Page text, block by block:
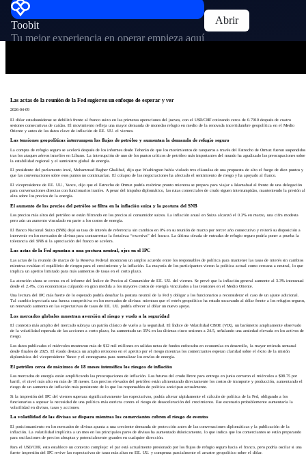
Toobit
Tu mejor experiencia en operar empieza aquí
Abrir
Las actas de la reunión de la Fed sugieren un enfoque de esperar y ver
2026-04-09
El dólar estadounidense se debilitó frente al franco suizo en las primeras operaciones del jueves, con el USD/CHF cotizando cerca de 0.7910 después de cuatro
sesiones consecutivas de caídas. El movimiento refleja una mayor demanda de monedas refugio en medio de la renovada incertidumbre geopolítica en el Medio
Oriente y antes de los datos clave de inflación de EE. UU. el viernes.
Las tensiones geopolíticas interrumpen los flujos de petróleo y aumentan la demanda de refugio seguro
La compra de refugio seguro se aceleró después de los informes desde Teherán de que los movimientos de tanqueros a través del Estrecho de Ormuz fueron suspendidos
tras los ataques aéreos israelíes en Líbano. La interrupción de uno de los puntos críticos de petróleo más importantes del mundo ha agudizado las preocupaciones sobre
la estabilidad regional y el suministro global de energía.
El presidente del parlamento iraní, Mohammad Bagher Ghalibaf, dijo que Washington había violado tres cláusulas de una propuesta de alto el fuego de diez puntos y
que las conversaciones sobre esos puntos no continuarían. El colapso de las negociaciones ha afectado el sentimiento de riesgo y ha apoyado al franco.
El vicepresidente de EE. UU., Vance, dijo que el Estrecho de Ormuz podría reabrirse pronto mientras se prepara para viajar a Islamabad al frente de una delegación
para conversaciones directas con funcionarios iraníes. A pesar del impulso diplomático, las rutas comerciales de crudo siguen interrumpidas, manteniendo la presión al
alza sobre los precios de la energía.
El aumento de los precios del petróleo se filtra en la inflación suiza y la postura del SNB
Los precios más altos del petróleo se están filtrando en los precios al consumidor suizos. La inflación anual en Suiza alcanzó el 0.3% en marzo, una cifra modesta
pero aún un aumento vinculado en parte a los costos de energía.
El Banco Nacional Suizo (SNB) dejó su tasa de interés de referencia sin cambios en 0% en su reunión de marzo por tercer año consecutivo y reiteró su disposición a
intervenir en los mercados de divisas para contrarrestar la fortaleza “excesiva” del franco. La última oleada de entradas de refugio seguro podría poner a prueba la
tolerancia del SNB si la apreciación del franco se acelera.
Las actas de la Fed apuntan a una postura neutral, ojos en el IPC
Las actas de la reunión de marzo de la Reserva Federal mostraron un amplio acuerdo entre los responsables de política para mantener las tasas de interés sin cambios
mientras evalúan el equilibrio de riesgos para el crecimiento y la inflación. La mayoría de los participantes vieron la política actual como cercana a neutral, lo que
implica un apetito limitado para más aumentos de tasas en el corto plazo.
La atención ahora se centra en el informe del Índice de Precios al Consumidor de EE. UU. del viernes. Se prevé que la inflación general aumente al 3.3% interanual
desde el 2.4%, con economistas culpando en gran medida a los mayores costos de energía vinculados a las tensiones en el Medio Oriente.
Una lectura del IPC más fuerte de lo esperado podría desafiar la postura neutral de la Fed y obligar a los funcionarios a reconsiderar el caso de un ajuste adicional.
Tal cambio inyectaría una fuerza competitiva en los mercados de divisas: mientras que el estrés geopolítico ha estado socavando al dólar frente a los refugios seguros,
un renovado aumento en las expectativas de tasas de EE. UU. podría ofrecer al dólar un nuevo apoyo.
Los mercados globales muestran aversión al riesgo y vuelo a la seguridad
El contexto más amplio del mercado subraya un patrón clásico de vuelo a la seguridad. El Índice de Volatilidad CBOE (VIX), un barómetro ampliamente observado
de la volatilidad esperada de las acciones a corto plazo, ha aumentado un 35% en las últimas cinco sesiones a 24.5, señalando una ansiedad elevada en los activos de
riesgo.
Los datos publicados el miércoles mostraron más de $12 mil millones en salidas netas de fondos enfocados en economías en desarrollo, la mayor retirada semanal
desde finales de 2025. El éxodo destaca un amplio retroceso en el apetito por el riesgo mientras los comerciantes esperan claridad sobre el éxito de la misión
diplomática del vicepresidente Vance y el cronograma para normalizar los envíos de energía.
El petróleo cerca de máximos de 18 meses intensifica los riesgos de inflación
Los mercados de energía están amplificando las preocupaciones de inflación. Los futuros del crudo Brent para entrega en junio cerraron el miércoles a $98.75 por
barril, el nivel más alto en más de 18 meses. Los precios elevados del petróleo están alimentando directamente los costos de transporte y producción, aumentando el
riesgo de un aumento de inflación más persistente de lo que los responsables de política anticipan actualmente.
Si la impresión del IPC del viernes superara significativamente las expectativas, podría alterar rápidamente el cálculo de política de la Fed, obligando a los
funcionarios a sopesar la necesidad de una política más estricta contra el riesgo de desaceleración del crecimiento. Ese escenario probablemente aumentaría la
volatilidad en divisas, tasas y acciones.
La volatilidad de las divisas se dispara mientras los comerciantes cubren el riesgo de eventos
El posicionamiento en los mercados de divisas apunta a una creciente demanda de protección antes de las conversaciones diplomáticas y la publicación de la
inflación. La volatilidad implícita a un mes en los principales pares de divisas ha aumentado drásticamente, lo que indica que los comerciantes se están preparando
para oscilaciones de precios abruptas y potencialmente grandes en cualquier dirección.
Para el USD/CHF, esto establece un contexto complejo: el par está actualmente presionado por los flujos de refugio seguro hacia el franco, pero podría oscilar si una
fuerte impresión del IPC revive las expectativas de tasas más altas en EE. UU. y compensa parcialmente el arrastre geopolítico sobre el dólar.